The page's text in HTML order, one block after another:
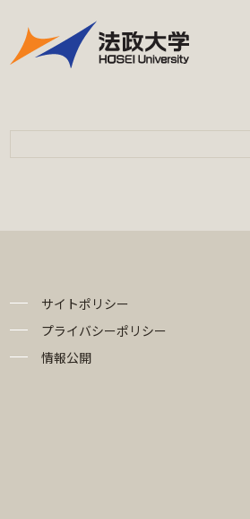
サイトポリシー
プライバシーポリシー
情報公開